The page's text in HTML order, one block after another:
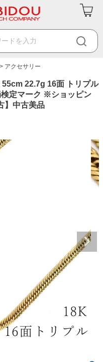
アクセサリー
22.7g 16面 トリプル
検定マーク ※ショッピン
】中古美品